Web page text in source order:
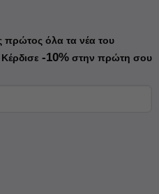
πρώτος όλα τα νέα του
Κέρδισε -10%στην πρώτη σου